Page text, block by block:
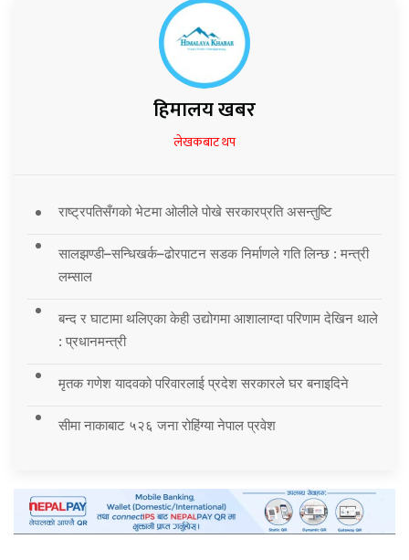
हिमालय खबर
लेखकबाट थप
राष्ट्रपतिसँगको भेटमा ओलीले पोखे सरकारप्रति असन्तुष्टि
सालझण्डी–सन्धिखर्क–ढोरपाटन सडक निर्माणले गति लिन्छ : मन्त्री
लम्साल
बन्द र घाटामा थलिएका केही उद्योगमा आशालाग्दा परिणाम देखिन थाले
: प्रधानमन्त्री
मृतक गणेश यादवको परिवारलाई प्रदेश सरकारले घर बनाइदिने
सीमा नाकाबाट ५२६ जना रोहिंग्या नेपाल प्रवेश